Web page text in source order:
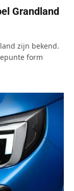
Grandland
zijn bekend.
form